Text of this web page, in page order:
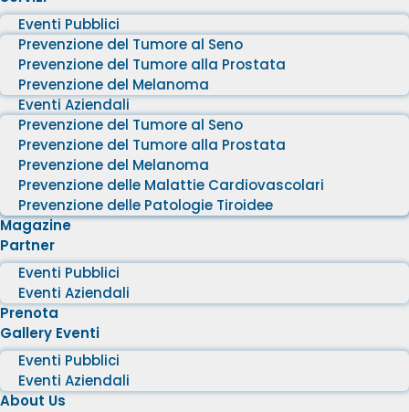
Eventi Pubblici
Prevenzione del Tumore al Seno
Prevenzione del Tumore alla Prostata
Prevenzione del Melanoma
Eventi Aziendali
Prevenzione del Tumore al Seno
Prevenzione del Tumore alla Prostata
Prevenzione del Melanoma
Prevenzione delle Malattie Cardiovascolari
Prevenzione delle Patologie Tiroidee
Magazine
Partner
Eventi Pubblici
Eventi Aziendali
Prenota
Gallery Eventi
Eventi Pubblici
Eventi Aziendali
About Us